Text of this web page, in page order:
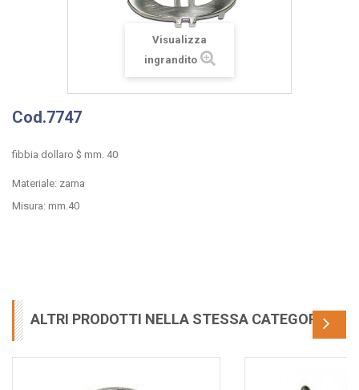
Visualizza
ingrandito
Cod.7747
fibbia dollaro $ mm. 40
Materiale: zama
Misura: mm.40
ALTRI PRODOTTI NELLA STESSA CATEGORIA